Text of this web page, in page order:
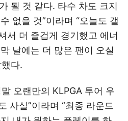
될 것 같다. 타수 차도 크지
없을 것”이라며 “오늘도 갤
서 더 즐겁게 경기했고 에너
날에는 더 많은 팬이 오실
다.
오랜만의 KLPGA 투어 우
사실”이라며 “최종 라운드